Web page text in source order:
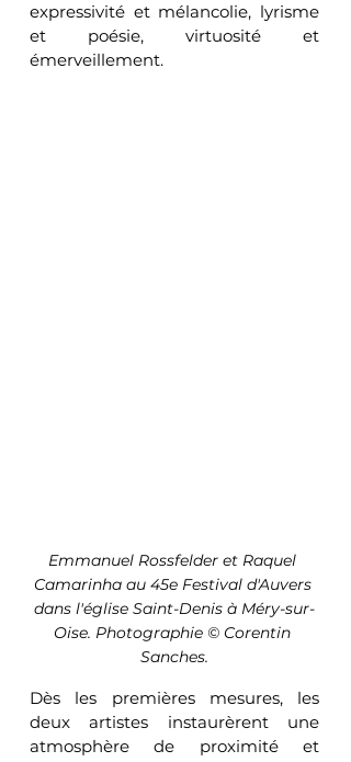
expressivité et mélancolie, lyrisme
et poésie, virtuosité et
émerveillement.
Emmanuel Rossfelder et Raquel
Camarinha au 45e Festival d'Auvers
dans l'église Saint-Denis à Méry-sur-
Oise. Photographie © Corentin
Sanches.
Dès les premières mesures, les
deux artistes instaurèrent une
atmosphère de proximité et